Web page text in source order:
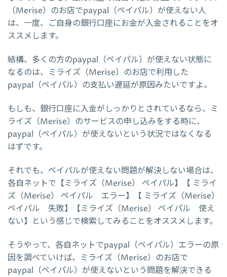
（Merise）のお店でpaypal（ペイパル）が使えない人
は、一度、ご自身の銀行口座にお金が入金されることをオ
ススメします。
結構、多くの方のpaypal（ペイパル）が使えない状態に
なるのは、ミライズ（Merise）のお店で利用した
paypal（ペイパル）の支払い遅延が原因みたいですよ。
もしも、銀行口座に入金がしっかりとされているなら、ミ
ライズ（Merise）のサービスの申し込みをする時に、
paypal（ペイパル）が使えないという状況ではなくなる
はずです。
それでも、ペイパルが使えない問題が解決しない場合は、
各自ネットで【ミライズ（Merise） ペイパル】【 ミライ
ズ（Merise） ペイパル エラー】【 ミライズ（Merise）
ペイパル 失敗】【ミライズ（Merise） ペイパル 使え
ない】という感じで検索してみることをオススメします。
そうやって、各自ネットでpaypal（ペイパル）エラーの原
因を調べていけば、ミライズ（Merise）のお店で
paypal（ペイパル）が使えないという問題を解決できる